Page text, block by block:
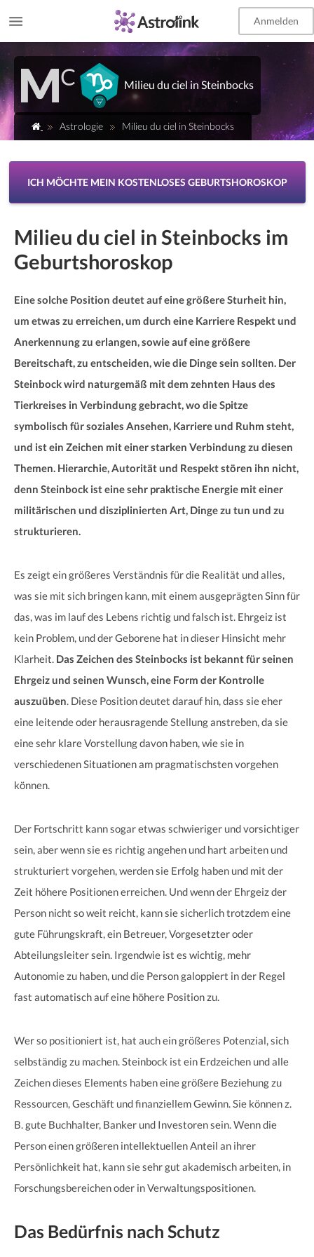
Anmelden
Milieu du ciel in Steinbocks
Astrologie Milieu du ciel in Steinbocks
ICH MÖCHTE MEIN KOSTENLOSES GEBURTSHOROSKOP
Milieu du ciel in Steinbocks im
Geburtshoroskop
Eine solche Position deutet auf eine größere Sturheit hin,
um etwas zu erreichen, um durch eine Karriere Respekt und
Anerkennung zu erlangen, sowie auf eine größere
Bereitschaft, zu entscheiden, wie die Dinge sein sollten. Der
Steinbock wird naturgemäß mit dem zehnten Haus des
Tierkreises in Verbindung gebracht, wo die Spitze
symbolisch für soziales Ansehen, Karriere und Ruhm steht,
und ist ein Zeichen mit einer starken Verbindung zu diesen
Themen. Hierarchie, Autorität und Respekt stören ihn nicht,
denn Steinbock ist eine sehr praktische Energie mit einer
militärischen und disziplinierten Art, Dinge zu tun und zu
strukturieren.
Es zeigt ein größeres Verständnis für die Realität und alles,
was sie mit sich bringen kann, mit einem ausgeprägten Sinn für
das, was im lauf des Lebens richtig und falsch ist. Ehrgeiz ist
kein Problem, und der Geborene hat in dieser Hinsicht mehr
Klarheit. Das Zeichen des Steinbocks ist bekannt für seinen
Ehrgeiz und seinen Wunsch, eine Form der Kontrolle
auszuüben. Diese Position deutet darauf hin, dass sie eher
eine leitende oder herausragende Stellung anstreben, da sie
eine sehr klare Vorstellung davon haben, wie sie in
verschiedenen Situationen am pragmatischsten vorgehen
können.
Der Fortschritt kann sogar etwas schwieriger und vorsichtiger
sein, aber wenn sie es richtig angehen und hart arbeiten und
strukturiert vorgehen, werden sie Erfolg haben und mit der
Zeit höhere Positionen erreichen. Und wenn der Ehrgeiz der
Person nicht so weit reicht, kann sie sicherlich trotzdem eine
gute Führungskraft, ein Betreuer, Vorgesetzter oder
Abteilungsleiter sein. Irgendwie ist es wichtig, mehr
Autonomie zu haben, und die Person galoppiert in der Regel
fast automatisch auf eine höhere Position zu.
Wer so positioniert ist, hat auch ein größeres Potenzial, sich
selbständig zu machen. Steinbock ist ein Erdzeichen und alle
Zeichen dieses Elements haben eine größere Beziehung zu
Ressourcen, Geschäft und finanziellem Gewinn. Sie können z.
B. gute Buchhalter, Banker und Investoren sein. Wenn die
Person einen größeren intellektuellen Anteil an ihrer
Persönlichkeit hat, kann sie sehr gut akademisch arbeiten, in
Forschungsbereichen oder in Verwaltungspositionen.
Das Bedürfnis nach Schutz